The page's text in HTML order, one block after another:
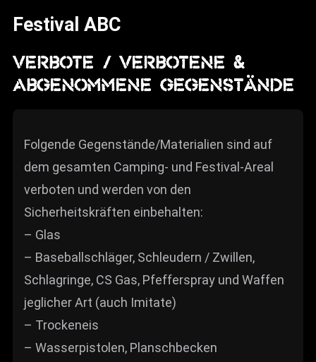
Info
Media
ZUM SHOP
BARRIEREFREIHEIT
ONLINE
Rückblicke
Galerien
Festival ABC
VERBOTE / VERBOTENE &
ABGENOMMENE GEGENSTÄNDE
Folgende Gegenstände/Materialien sind auf
dem gesamten Camping- und Festival-Areal
verboten und werden von den
Sicherheitskräften einbehalten:
– Glas
– Baseballschläger, Schleudern / Zwillen,
Schlagringe, CS Gas, Pfefferspray und Waffen
jeglicher Art (auch Imitate)
– Trockeneis
– Wasserpistolen, Planschbecken